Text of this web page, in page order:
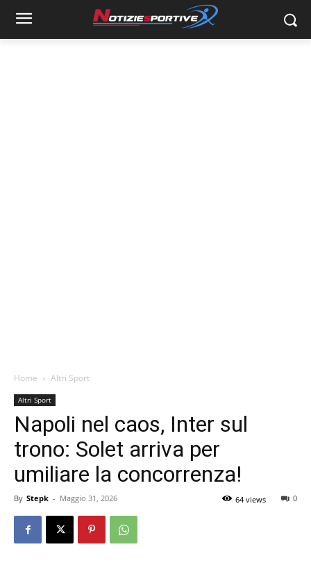
Home Altri Sport
Altri Sport
Napoli nel caos, Inter sul
trono: Solet arriva per
umiliare la concorrenza!
By Stepk - Maggio 31, 2026 0
64 views